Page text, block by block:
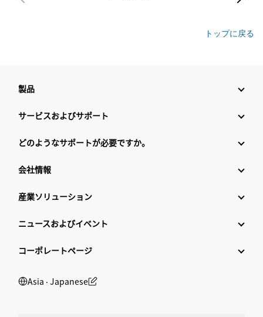
トップに戻る
製品
サービスおよびサポート
どのようなサポートが必要ですか。
会社情報
産業ソリューション
ニュースおよびイベント
コーポレートページ
Asia ‧ Japanese